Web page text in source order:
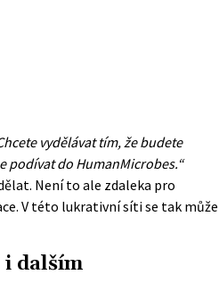
vydělávat tím, že budete
podívat do HumanMicrobes.“
Není to ale zdaleka pro
V této lukrativní síti se tak může
dalším